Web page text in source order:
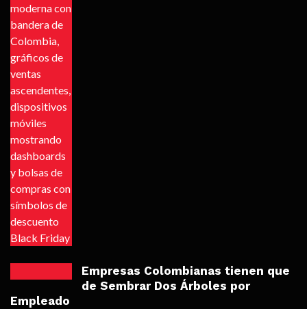
Empresas Colombianas tienen que
de Sembrar Dos Árboles por
Empleado